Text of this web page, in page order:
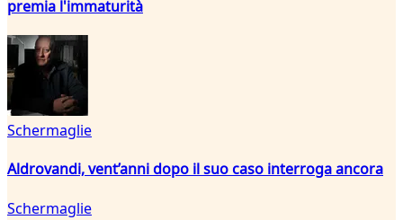
premia l'immaturità
Schermaglie
Aldrovandi, vent’anni dopo il suo caso interroga ancora
Schermaglie